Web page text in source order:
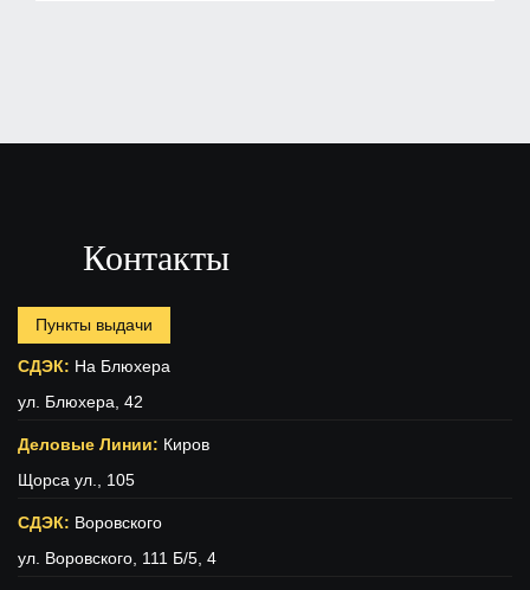
Контакты
Пункты выдачи
СДЭК: На Блюхера
ул. Блюхера, 42
Деловые Линии: Киров
Щорса ул., 105
СДЭК: Воровского
ул. Воровского, 111 Б/5, 4